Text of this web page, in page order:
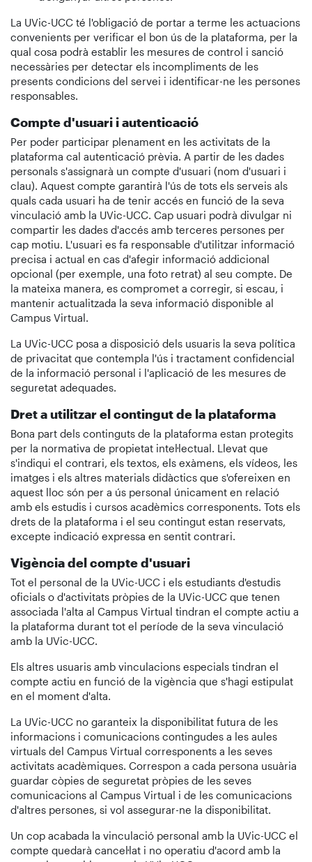
La UVic-UCC té l'obligació de portar a terme les actuacions
convenients per verificar el bon ús de la plataforma, per la
qual cosa podrà establir les mesures de control i sanció
necessàries per detectar els incompliments de les
presents condicions del servei i identificar-ne les persones
responsables.
Compte d'usuari i autenticació
Per poder participar plenament en les activitats de la
plataforma cal autenticació prèvia. A partir de les dades
personals s'assignarà un compte d'usuari (nom d'usuari i
clau). Aquest compte garantirà l'ús de tots els serveis als
quals cada usuari ha de tenir accés en funció de la seva
vinculació amb la UVic-UCC. Cap usuari podrà divulgar ni
compartir les dades d'accés amb terceres persones per
cap motiu. L'usuari es fa responsable d'utilitzar informació
precisa i actual en cas d'afegir informació addicional
opcional (per exemple, una foto retrat) al seu compte. De
la mateixa manera, es compromet a corregir, si escau, i
mantenir actualitzada la seva informació disponible al
Campus Virtual.
La UVic-UCC posa a disposició dels usuaris la seva política
de privacitat que contempla l'ús i tractament confidencial
de la informació personal i l'aplicació de les mesures de
seguretat adequades.
Dret a utilitzar el contingut de la plataforma
Bona part dels continguts de la plataforma estan protegits
per la normativa de propietat intel·lectual. Llevat que
s'indiqui el contrari, els textos, els exàmens, els vídeos, les
imatges i els altres materials didàctics que s'ofereixen en
aquest lloc són per a ús personal únicament en relació
amb els estudis i cursos acadèmics corresponents. Tots els
drets de la plataforma i el seu contingut estan reservats,
excepte indicació expressa en sentit contrari.
Vigència del compte d'usuari
Tot el personal de la UVic-UCC i els estudiants d'estudis
oficials o d'activitats pròpies de la UVic-UCC que tenen
associada l'alta al Campus Virtual tindran el compte actiu a
la plataforma durant tot el període de la seva vinculació
amb la UVic-UCC.
Els altres usuaris amb vinculacions especials tindran el
compte actiu en funció de la vigència que s'hagi estipulat
en el moment d'alta.
La UVic-UCC no garanteix la disponibilitat futura de les
informacions i comunicacions contingudes a les aules
virtuals del Campus Virtual corresponents a les seves
activitats acadèmiques. Correspon a cada persona usuària
guardar còpies de seguretat pròpies de les seves
comunicacions al Campus Virtual i de les comunicacions
d'altres persones, si vol assegurar-ne la disponibilitat.
Un cop acabada la vinculació personal amb la UVic-UCC el
compte quedarà cancel·lat i no operatiu d'acord amb la